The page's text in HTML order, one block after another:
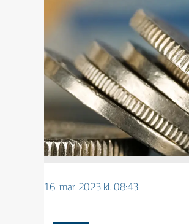
16. mar. 2023 kl. 08:43